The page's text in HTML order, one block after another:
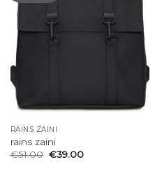
RAINS ZAINI
rains zaini
€51.00 €39.00